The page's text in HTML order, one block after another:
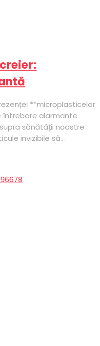
**microplasticelor
întrebare alarmante
sănătății noastre.
invizibile să...